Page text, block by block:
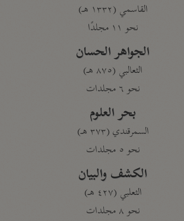
القاسمي (١٣٣٢ هـ)
نحو ١١ مجلدًا
الجواهر الحسان
الثعالبي (٨٧٥ هـ)
نحو ٦ مجلدات
بحر العلوم
السمرقندي (٣٧٣ هـ)
نحو ٥ مجلدات
الكشف والبيان
الثعلبي (٤٢٧ هـ)
نحو ٨ مجلدات